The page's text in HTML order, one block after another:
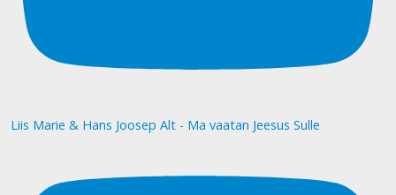
Liis Marie & Hans Joosep Alt - Ma vaatan Jeesus Sulle